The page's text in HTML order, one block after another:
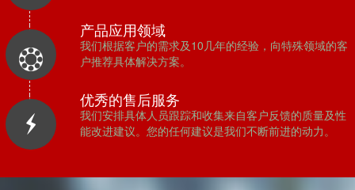
产品应用领域
我们根据客户的需求及10几年的经验，向特殊领域的客
户推荐具体解决方案。
优秀的售后服务
我们安排具体人员跟踪和收集来自客户反馈的质量及性
能改进建议。您的任何建议是我们不断前进的动力。